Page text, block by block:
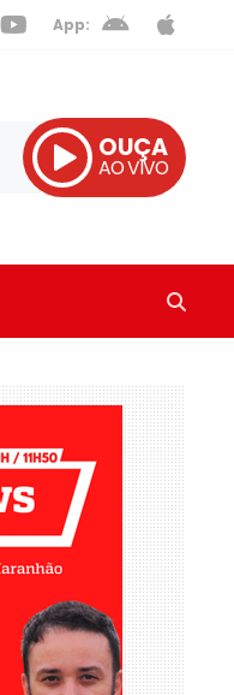
App:
OUÇA
AO VIVO